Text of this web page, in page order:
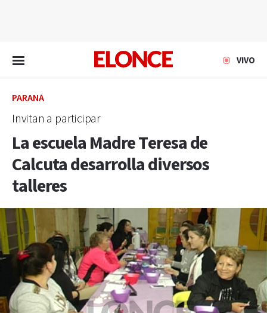
VIVO
PARANÁ
Invitan a participar
La escuela Madre Teresa de
Calcuta desarrolla diversos
talleres